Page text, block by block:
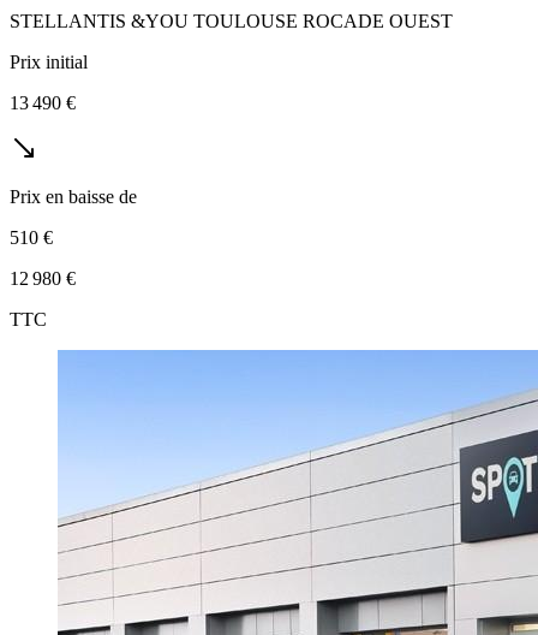
STELLANTIS &YOU TOULOUSE ROCADE OUEST
Prix initial
13 490 €
Prix en baisse de
510 €
12 980 €
TTC